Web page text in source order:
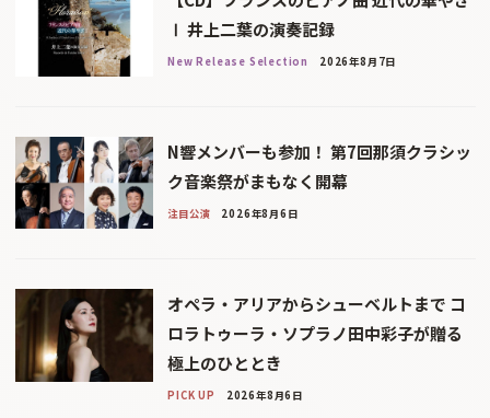
Ⅰ 井上二葉の演奏記録
New Release Selection 2026年8月7日
N響メンバーも参加！ 第7回那須クラシッ
ク音楽祭がまもなく開幕
注目公演 2026年8月6日
オペラ・アリアからシューベルトまで コ
ロラトゥーラ・ソプラノ田中彩子が贈る
極上のひととき
PICK UP 2026年8月6日